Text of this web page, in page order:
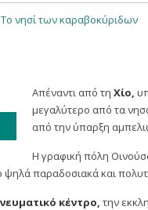
νησί των καραβοκύριδων
Απέναντι από τη Χίο,
μεγαλύτερο από τα
από την ύπαρξη
Η γραφική πόλη
ψηλά παραδοσιακάκαι
κέντρο, την